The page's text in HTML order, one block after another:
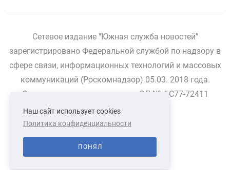
Сетевое издание "Южная служба новостей"
зарегистрировано Федеральной службой по надзору в
сфере связи, информационных технологий и массовых
коммуникаций (Роскомнадзор) 05.03. 2018 года.
Свидетельство о регистрации ЭЛ № ФС77-72411
СВЯЗАТЬСЯ С НАМИ
Наш сайт использует cookies
Политика конфиденциальности
ПОНЯЛ